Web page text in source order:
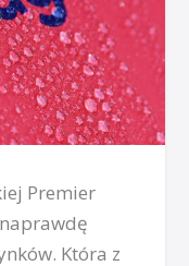
Premier
Która z